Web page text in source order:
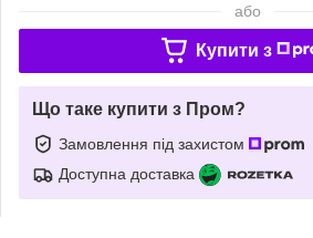
або
Купити з
Що таке купити з Пром?
Замовлення під захистом
Доступна доставка